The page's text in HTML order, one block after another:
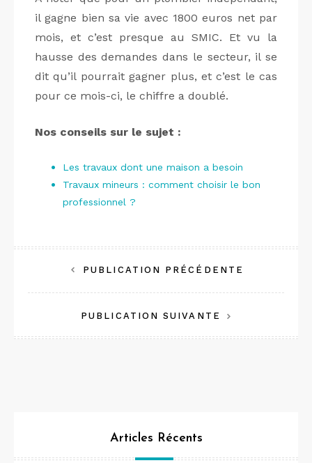
il gagne bien sa vie avec 1800 euros net par
mois, et c’est presque au SMIC. Et vu la
hausse des demandes dans le secteur, il se
dit qu’il pourrait gagner plus, et c’est le cas
pour ce mois-ci, le chiffre a doublé.
Nos conseils sur le sujet :
Les travaux dont une maison a besoin
Travaux mineurs : comment choisir le bon
professionnel ?
Navigation
de
l’article
PUBLICATION PRÉCÉDENTE
PUBLICATION SUIVANTE
Articles Récents